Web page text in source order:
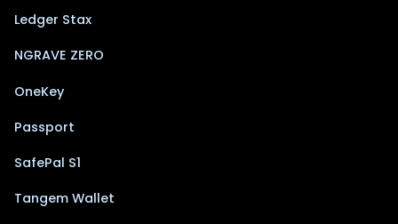
Ledger Stax
NGRAVE ZERO
OneKey
Passport
SafePal S1
Tangem Wallet